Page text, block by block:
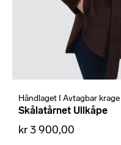
Håndlaget I Avtagbar krage
Skålatårnet Ullkåpe
kr 3 900,00